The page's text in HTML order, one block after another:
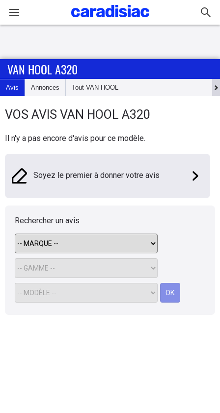
Accueil
Actu
Essais
Guide
Electriques
Flottes
Auto
Services
Forum
VAN HOOL A320
Avis Annonces Tout VAN HOOL
VOS AVIS VAN HOOL A320
Il n'y a pas encore d'avis pour ce modèle.
Soyez le premier à donner votre avis
Rechercher un avis
OK